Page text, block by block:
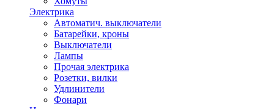
Электрика
Автоматич. выключатели
Батарейки, кроны
Выключатели
Лампы
Прочая электрика
Розетки, вилки
Удлинители
Фонари